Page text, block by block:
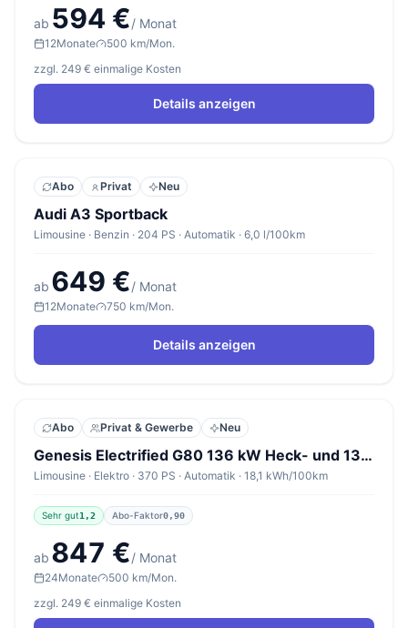
ab 594 €/ Monat
12Monate
500 km/Mon.
zzgl. 249 € einmalige Kosten
Details anzeigen
Abo Privat Neu
Audi A3 Sportback
Limousine · Benzin · 204 PS · Automatik · 6,0 l/100km
ab 649 €/ Monat
12Monate 750 km/Mon.
Details anzeigen
Abo Privat & Gewerbe Neu
Genesis Electrified G80 136 kW Heck- und 136 kW Frontmotor Luxury
Limousine · Elektro · 370 PS · Automatik · 18,1 kWh/100km
Sehr gut1,2 Abo-Faktor0,90
ab 847 €/ Monat
24Monate
500 km/Mon.
zzgl. 249 € einmalige Kosten